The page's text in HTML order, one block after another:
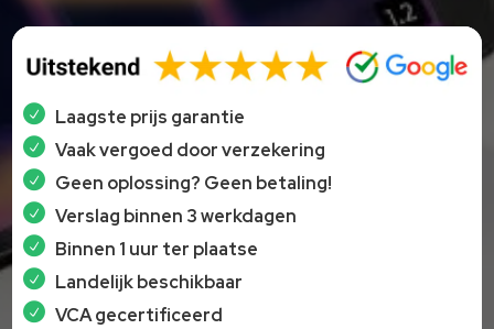
Laagste prijs garantie
Vaak vergoed door verzekering
Geen oplossing? Geen betaling!
Verslag binnen 3 werkdagen
Binnen 1 uur ter plaatse
Landelijk beschikbaar
VCA gecertificeerd